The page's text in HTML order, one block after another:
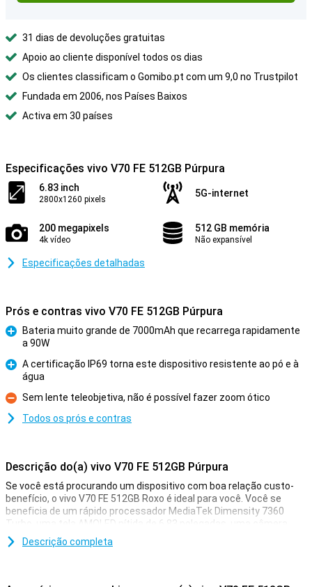
31 dias de devoluções gratuitas
Apoio ao cliente disponível todos os dias
Os clientes classificam o Gomibo.pt com um 9,0 no Trustpilot
Fundada em 2006, nos Países Baixos
Activa em 30 países
Especificações vivo V70 FE 512GB Púrpura
6.83 inch
2800x1260 pixels
5G-internet
200 megapixels
4k vídeo
512 GB memória
Não expansível
Especificações detalhadas
Prós e contras vivo V70 FE 512GB Púrpura
Prós
Bateria muito grande de 7000mAh que recarrega rapidamente
a 90W
Prós
A certificação IP69 torna este dispositivo resistente ao pó e à
água
Contras
Sem lente teleobjetiva, não é possível fazer zoom ótico
Todos os prós e contras
Descrição do(a) vivo V70 FE 512GB Púrpura
Se você está procurando um dispositivo com boa relação custo-
benefício, o vivo V70 FE 512GB Roxo é ideal para você. Você se
beneficia de um rápido processador MediaTek Dimensity 7360
Turbo, uma tela AMOLED nítida de 6,83 polegadas, uma câmera
nítida de 200MP e uma grande bateria de 7000mAh. Também
obtém conetividade 5G, funcionalidades inteligentes de IA e um
Descrição completa